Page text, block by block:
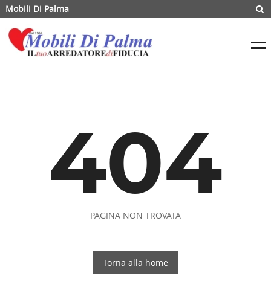
Mobili Di Palma
404
PAGINA NON TROVATA
Torna alla home